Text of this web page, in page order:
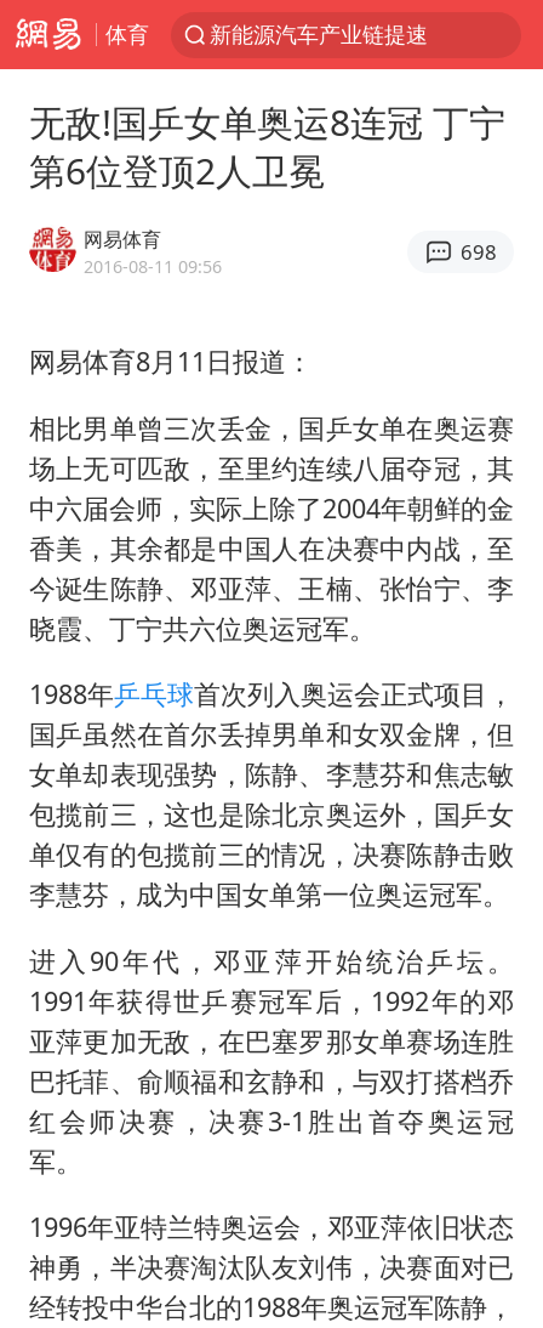
体育
费大厨口号更改 不再宣传小炒肉大王
成都多趟列车临时停运
辽宁28名务农人员中暑死亡？官方辟谣
部分银行上调存款利率
朱一龙的鼻子怎么了
白海豚突然大拐弯 走出罕见路线
三预警齐发 11个省份有大到暴雨
周星驰妈妈现身香港首映礼
“还不如不放假”
101岁老人叫82岁儿子吃饭
下党之路
无敌!国乒女单奥运8连冠 丁宁
第6位登顶2人卫冕
网易体育
2016-08-11 09:56
698
网易体育8月11日报道：
相比男单曾三次丢金，国乒女单在奥运赛
场上无可匹敌，至里约连续八届夺冠，其
中六届会师，实际上除了2004年朝鲜的金
香美，其余都是中国人在决赛中内战，至
今诞生陈静、邓亚萍、王楠、张怡宁、李
晓霞、丁宁共六位奥运冠军。
1988年乒乓球首次列入奥运会正式项目，
国乒虽然在首尔丢掉男单和女双金牌，但
女单却表现强势，陈静、李慧芬和焦志敏
包揽前三，这也是除北京奥运外，国乒女
单仅有的包揽前三的情况，决赛陈静击败
李慧芬，成为中国女单第一位奥运冠军。
进入90年代，邓亚萍开始统治乒坛。
1991年获得世乒赛冠军后，1992年的邓
亚萍更加无敌，在巴塞罗那女单赛场连胜
巴托菲、俞顺福和玄静和，与双打搭档乔
红会师决赛，决赛3-1胜出首夺奥运冠
军。
1996年亚特兰特奥运会，邓亚萍依旧状态
神勇，半决赛淘汰队友刘伟，决赛面对已
经转投中华台北的1988年奥运冠军陈静，